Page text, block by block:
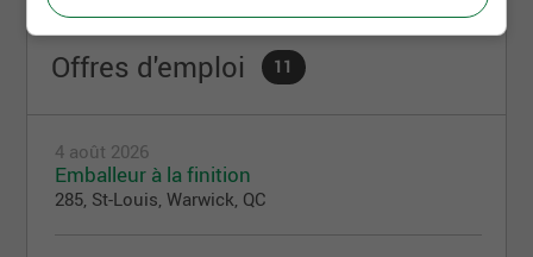
Offres d'emploi 11
4 août 2026
Emballeur à la finition
285, St-Louis, Warwick, QC